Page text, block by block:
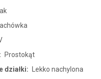
Prostokąt
działki:
Lekko nachylona